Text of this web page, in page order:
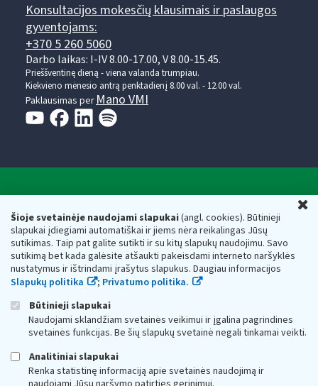
Šioje svetainėje naudojami slapukai(angl. cookies). Būtinieji
slapukai įdiegiami automatiškai ir jiems nėra reikalingas Jūsų
sutikimas. Taip pat galite sutikti ir su kitų slapukų naudojimu. Savo
sutikimą bet kada galėsite atšaukti pakeisdami interneto naršyklės
nustatymus ir ištrindami įrašytus slapukus. Daugiau informacijos
Slapukų politika
; Privatumo politika.
Būtinieji slapukai
Naudojami sklandžiam svetainės veikimui ir įgalina pagrindines
svetainės funkcijas. Be šių slapukų svetainė negali tinkamai veikti.
Analitiniai slapukai
Renka statistinę informaciją apie svetainės naudojimą ir
Konsultacijos mokesčių klausimais ir paslaugos
gyventojams:
+370 5 260 5060
Darbo laikas: I-IV 8.00-17.00, V 8.00-15.45.
Prieššventinę dieną - viena valanda trumpiau.
Kiekvieno mėnesio antrą penktadienį 8.00 val. - 12.00 val.
Paklausimas per Mano VMI
Respublikos finansų ministerijos
Biudžetinė įstaiga. Juridinio asmens kodas — 188659752,
adresas: Vasario 16-osios g. 14, 01107 Vilnius, Lietuva, el.paštas:
vmi@vmi.lt, E. pristatymo dėžutės adresas 188659752
Duomenys apie Valstybinę mokesčių inspekciją prie Lietuvos
Respublikos finansų ministerijos kaupiami ir saugomi Juridinių